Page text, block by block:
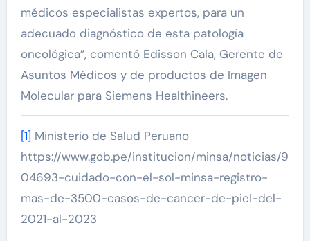
médicos especialistas expertos, para un
adecuado diagnóstico de esta patología
oncológica”, comentó Edisson Cala, Gerente de
Asuntos Médicos y de productos de Imagen
Molecular para Siemens Healthineers.
[1] Ministerio de Salud Peruano
https://www.gob.pe/institucion/minsa/noticias/9
04693-cuidado-con-el-sol-minsa-registro-
mas-de-3500-casos-de-cancer-de-piel-del-
2021-al-2023